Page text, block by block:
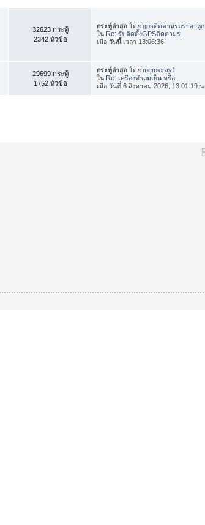
32623 กระทู้
2342 หัวข้อ
กระทู้ล่าสุด โดยgpsติดตามรถราคาถูก
ใน Re: รับติดตั้งGPSติดตามร...
เมื่อวันนี้เวลา 13:06:36
29699 กระทู้
1752 หัวข้อ
กระทู้ล่าสุด โดยmemieray1
ใน Re: เครื่องทำลมเย็น หรือ...
เมื่อ วันที่ 6 สิงหาคม 2026, 13:01:19 น.